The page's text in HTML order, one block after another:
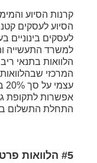
קרנות הסיוע
הסיוע לעסקים
לעסקים בינוניים
למשרד התעשייה
הלוואות בתנאי
המרכזי
אפשרות לתקופת
התחלת התשלום
#5 הלוואות פרטיות לעסקים